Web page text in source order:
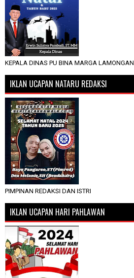
KEPALA DINAS PU BINA MARGA LAMONGAN
IKLAN UCAPAN NATARU REDAKSI
PIMPINAN REDAKSI DAN ISTRI
IKLAN UCAPAN HARI PAHLAWAN